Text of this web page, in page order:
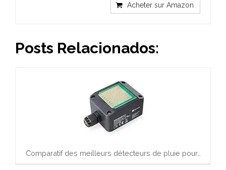
Acheter sur Amazon
Posts Relacionados:
Comparatif des meilleurs détecteurs de pluie pour…